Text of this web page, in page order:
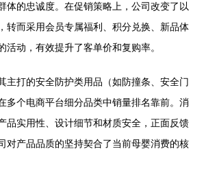
体的忠诚度。在促销策略上，公司改变了以
转而采用会员专属福利、积分兑换、新品体
活动，有效提升了客单价和复购率。
主打的安全防护类用品（如防撞条、安全门
多个电商平台细分品类中销量排名靠前。消
品实用性、设计细节和材质安全，正面反馈
对产品品质的坚持契合了当前母婴消费的核